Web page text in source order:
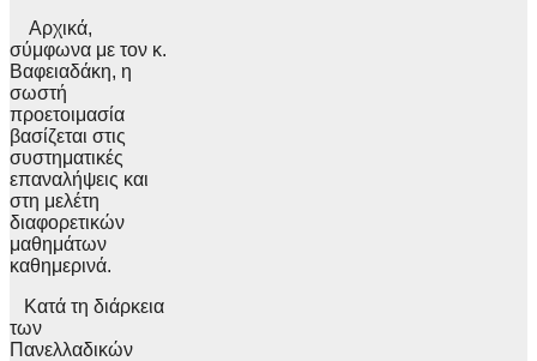
Αρχικά,
σύμφωνα με τον κ.
Βαφειαδάκη, η
σωστή
προετοιμασία
βασίζεται στις
συστηματικές
επαναλήψεις και
στη μελέτη
διαφορετικών
μαθημάτων
καθημερινά.
Κατά τη διάρκεια
των
Πανελλαδικών